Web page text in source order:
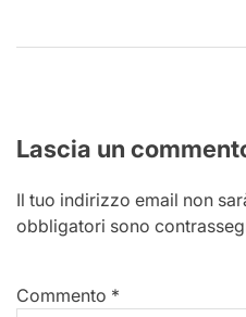
Lascia un
Il tuo indirizzo email non
obbligatori sono
Commento *